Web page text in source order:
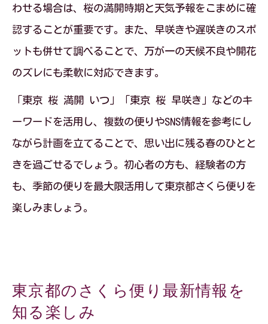
わせる場合は、桜の満開時期と天気予報をこまめに確
認することが重要です。また、早咲きや遅咲きのスポ
ットも併せて調べることで、万が一の天候不良や開花
のズレにも柔軟に対応できます。
「東京 桜 満開 いつ」「東京 桜 早咲き」などのキ
ーワードを活用し、複数の便りやSNS情報を参考にし
ながら計画を立てることで、思い出に残る春のひとと
きを過ごせるでしょう。初心者の方も、経験者の方
も、季節の便りを最大限活用して東京都さくら便りを
楽しみましょう。
東京都のさくら便り最新情報を
知る楽しみ